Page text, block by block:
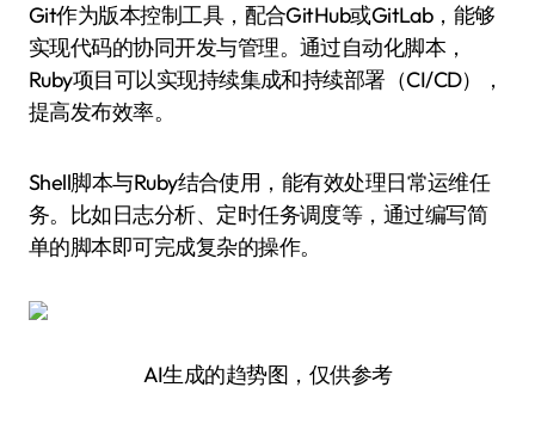
Git作为版本控制工具，配合GitHub或GitLab，能够
实现代码的协同开发与管理。通过自动化脚本，
Ruby项目可以实现持续集成和持续部署（CI/CD），
提高发布效率。
Shell脚本与Ruby结合使用，能有效处理日常运维任
务。比如日志分析、定时任务调度等，通过编写简
单的脚本即可完成复杂的操作。
AI生成的趋势图，仅供参考